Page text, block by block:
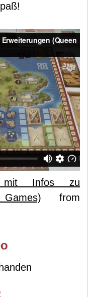
mit Infos zu
from